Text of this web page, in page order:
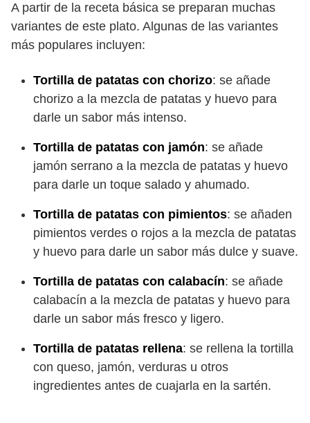
A partir de la receta básica se preparan muchas
variantes de este plato. Algunas de las variantes
más populares incluyen:
Tortilla de patatas con chorizo: se añade
chorizo a la mezcla de patatas y huevo para
darle un sabor más intenso.
Tortilla de patatas con jamón: se añade
jamón serrano a la mezcla de patatas y huevo
para darle un toque salado y ahumado.
Tortilla de patatas con pimientos: se añaden
pimientos verdes o rojos a la mezcla de patatas
y huevo para darle un sabor más dulce y suave.
Tortilla de patatas con calabacín: se añade
calabacín a la mezcla de patatas y huevo para
darle un sabor más fresco y ligero.
Tortilla de patatas rellena: se rellena la tortilla
con queso, jamón, verduras u otros
ingredientes antes de cuajarla en la sartén.